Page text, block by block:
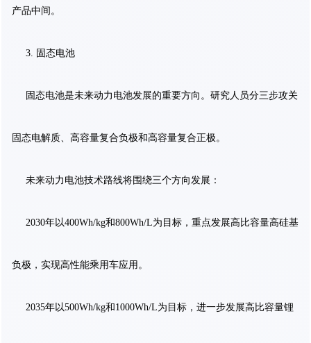
产品中间。
3. 固态电池
固态电池是未来动力电池发展的重要方向。研究人员分三步攻关
固态电解质、高容量复合负极和高容量复合正极。
未来动力电池技术路线将围绕三个方向发展：
2030年以400Wh/kg和800Wh/L为目标，重点发展高比容量高硅基
负极，实现高性能乘用车应用。
2035年以500Wh/kg和1000Wh/L为目标，进一步发展高比容量锂